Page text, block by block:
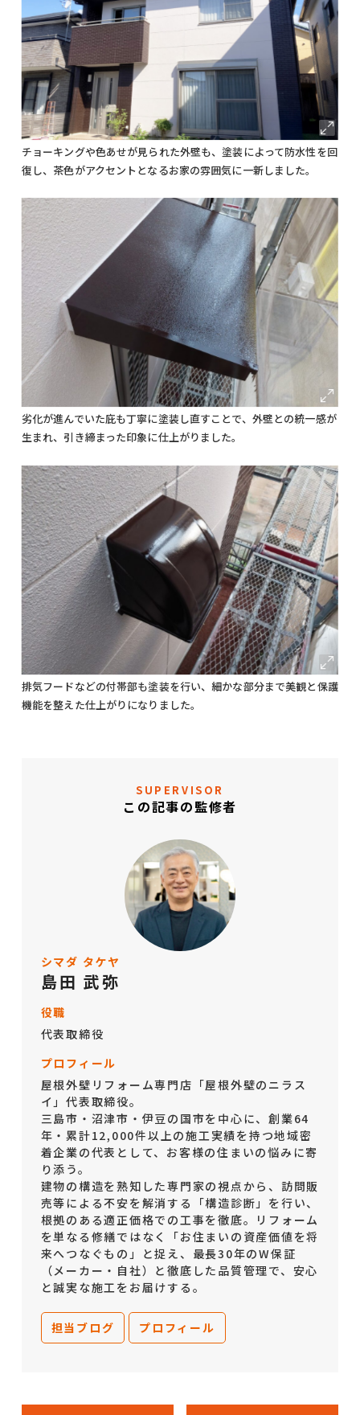
チョーキングや色あせが見られた外壁も、塗装によって防水性を回
復し、茶色がアクセントとなるお家の雰囲気に一新しました。
劣化が進んでいた庇も丁寧に塗装し直すことで、外壁との統一感が
生まれ、引き締まった印象に仕上がりました。
排気フードなどの付帯部も塗装を行い、細かな部分まで美観と保護
機能を整えた仕上がりになりました。
SUPERVISOR
この記事の監修者
島田 武弥
シマダ タケヤ
役職
代表取締役
プロフィール
屋根外壁リフォーム専門店「屋根外壁のニラス
イ」代表取締役。
三島市・沼津市・伊豆の国市を中心に、創業64
年・累計12,000件以上の施工実績を持つ地域密
着企業の代表として、お客様の住まいの悩みに寄
り添う。
建物の構造を熟知した専門家の視点から、訪問販
売等による不安を解消する「構造診断」を行い、
根拠のある適正価格での工事を徹底。リフォーム
を単なる修繕ではなく「お住まいの資産価値を将
来へつなぐもの」と捉え、最長30年のW保証
（メーカー・自社）と徹底した品質管理で、安心
と誠実な施工をお届けする。
担当ブログ プロフィール